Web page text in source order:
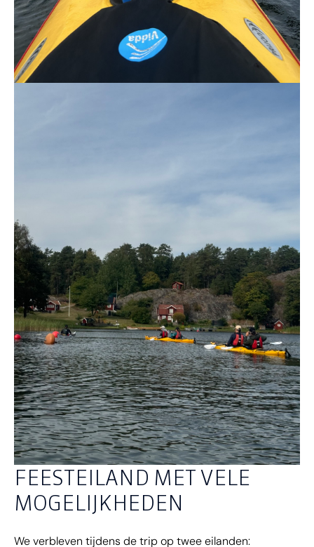
FEESTEILAND MET VELE
MOGELIJKHEDEN
We verbleven tijdens de trip op twee eilanden: